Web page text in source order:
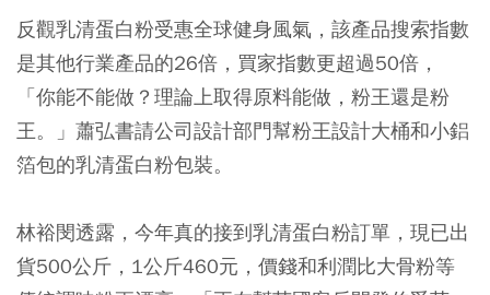
反觀乳清蛋白粉受惠全球健身風氣，該產品搜索指數
是其他行業產品的26倍，買家指數更超過50倍，
「你能不能做？理論上取得原料能做，粉王還是粉
王。」蕭弘書請公司設計部門幫粉王設計大桶和小鋁
箔包的乳清蛋白粉包裝。
林裕閔透露，今年真的接到乳清蛋白粉訂單，現已出
貨500公斤，1公斤460元，價錢和利潤比大骨粉等